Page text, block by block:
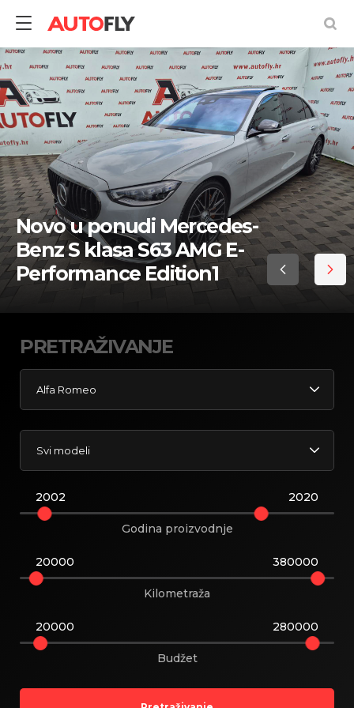
Pretraživanje
rabljenih
vozila
Novo u ponudi Mercedes-
Benz S klasa S63 AMG E-
Performance Edition1
PRETRAŽIVANJE
Alfa Romeo
Svi modeli
2002 2020
Godina proizvodnje
20000 380000
Kilometraža
20000 280000
Budžet